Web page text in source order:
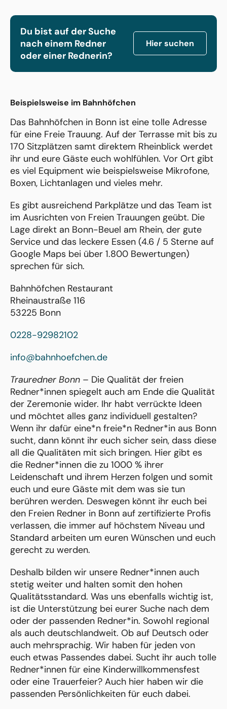
Du bist auf der Suche
nach einem Redner
oder einer Rednerin?
Hier suchen
Beispielsweise im Bahnhöfchen
Das Bahnhöfchen in Bonn ist eine tolle Adresse
für eine Freie Trauung. Auf der Terrasse mit bis zu
170 Sitzplätzen samt direktem Rheinblick werdet
ihr und eure Gäste euch wohlfühlen. Vor Ort gibt
es viel Equipment wie beispielsweise Mikrofone,
Boxen, Lichtanlagen und vieles mehr.
Es gibt ausreichend Parkplätze und das Team ist
im Ausrichten von Freien Trauungen geübt. Die
Lage direkt an Bonn-Beuel am Rhein, der gute
Service und das leckere Essen (4.6 / 5 Sterne auf
Google Maps bei über 1.800 Bewertungen)
sprechen für sich.
Bahnhöfchen Restaurant
Rheinaustraße 116
53225 Bonn
0228-92982102
info@bahnhoefchen.de
Trauredner Bonn – Die Qualität der freien
Redner*innen spiegelt auch am Ende die Qualität
der Zeremonie wider. Ihr habt verrückte Ideen
und möchtet alles ganz individuell gestalten?
Wenn ihr dafür eine*n freie*n Redner*in aus Bonn
sucht, dann könnt ihr euch sicher sein, dass diese
all die Qualitäten mit sich bringen. Hier gibt es
die Redner*innen die zu 1000 % ihrer
Leidenschaft und ihrem Herzen folgen und somit
euch und eure Gäste mit dem was sie tun
berühren werden. Deswegen könnt ihr euch bei
den Freien Redner in Bonn auf zertifizierte Profis
verlassen, die immer auf höchstem Niveau und
Standard arbeiten um euren Wünschen und euch
gerecht zu werden.
Deshalb bilden wir unsere Redner*innen auch
stetig weiter und halten somit den hohen
Qualitätsstandard. Was uns ebenfalls wichtig ist,
ist die Unterstützung bei eurer Suche nach dem
oder der passenden Redner*in. Sowohl regional
als auch deutschlandweit. Ob auf Deutsch oder
auch mehrsprachig. Wir haben für jeden von
euch etwas Passendes dabei. Sucht ihr auch tolle
Redner*innen für eine Kinderwillkommensfest
oder eine Trauerfeier? Auch hier haben wir die
passenden Persönlichkeiten für euch dabei.